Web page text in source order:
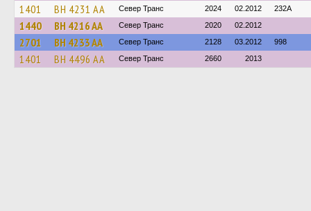
1401 BH 4231 AA Север Транс 2024 02.2012 232А
1440 BH 4216 AA Север Транс 2020 02.2012
2701 BH 4233 AA Север Транс 2128 03.2012 998
1401 BH 4496 AA Север Транс 2660 2013